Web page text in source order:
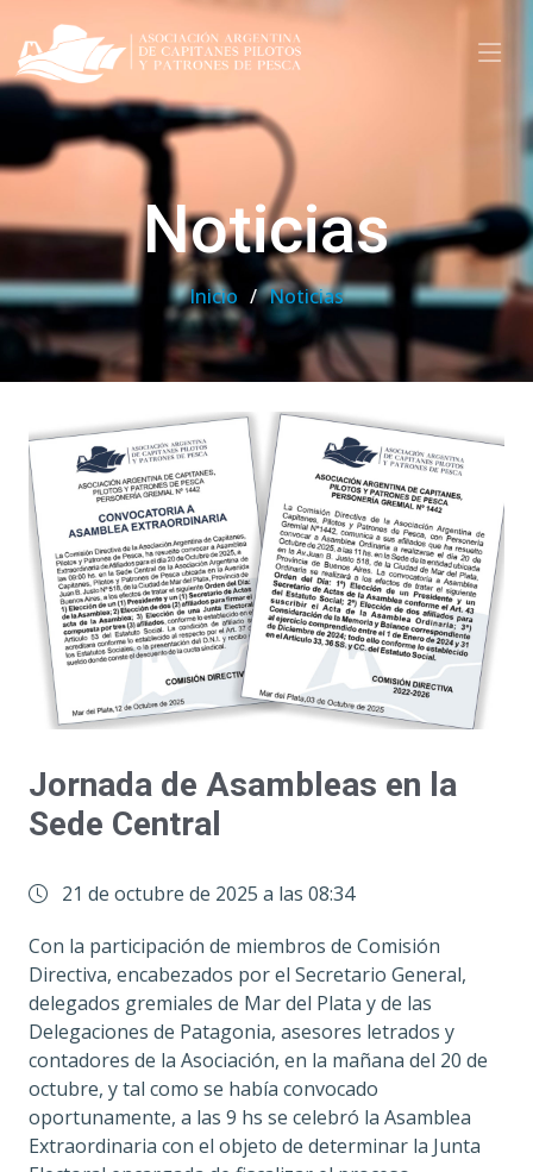
Noticias
Inicio Noticias
Jornada de Asambleas en la
Sede Central
21 de octubre de 2025 a las 08:34
Con la participación de miembros de Comisión
Directiva, encabezados por el Secretario General,
delegados gremiales de Mar del Plata y de las
Delegaciones de Patagonia, asesores letrados y
contadores de la Asociación, en la mañana del 20 de
octubre, y tal como se había convocado
oportunamente, a las 9 hs se celebró la Asamblea
Extraordinaria con el objeto de determinar la Junta